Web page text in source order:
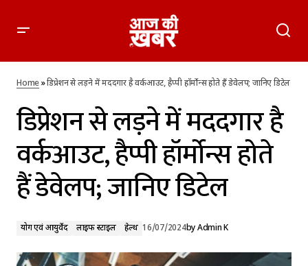
जानिए डिटेल
Home»डिप्रेशन से लड़ने में मददगार है वर्कआउट, हैप्पी हॉर्मोन्स होते हैं डेवेलप; जानिए डिटेल
डिप्रेशन से लड़ने में मददगार है
वर्कआउट, हैप्पी हॉर्मोन्स होते
हैं डेवेलप; जानिए डिटेल
योग एवं आयुर्वेद लाइफ स्टाइल हेल्थ 16/07/2024byAdmin K